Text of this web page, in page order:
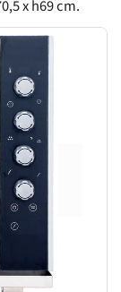
x h69 cm.